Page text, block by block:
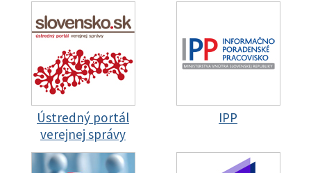
Ústredný portál
verejnej správy
IPP